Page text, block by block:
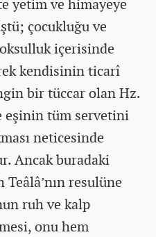
yetim ve himayeye
çocukluğu ve
içerisinde
kendisinin ticarî
bir tüccar olan Hz.
eşinin tüm servetini
neticesinde
Ancak buradaki
resulüne
ruh ve kalp
onu hem